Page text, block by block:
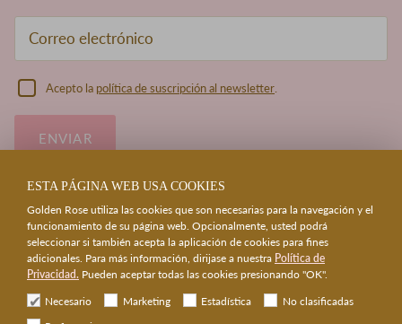
Acepto la política de suscripción al newsletter
ENVIAR
ESTA PÁGINA WEB USA COOKIES
Golden Rose utiliza las cookies que son necesarias para la navegación y el
funcionamiento de su página web. Opcionalmente, usted podrá
seleccionar si también acepta la aplicación de cookies para fines
adicionales. Para más información, dirijase a nuestra Política de
Privacidad. Pueden aceptar todas las cookies presionando "OK".
Necesario
Marketing Estadística
No clasificadas